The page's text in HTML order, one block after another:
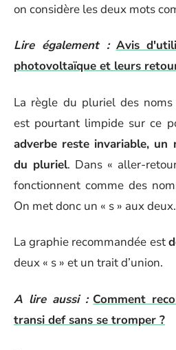
on considère les deux mots
Lire également : Avis
photovoltaïque et leurs
La règle du pluriel des noms
est pourtant limpide sur ce
adverbe reste invariable, un
du pluriel. Dans « aller-
fonctionnent comme des
On met donc un « s » aux deux.
La graphie recommandée est
deux « s » et un trait d’union.
A lire aussi : Comment
transi def sans se tromper ?